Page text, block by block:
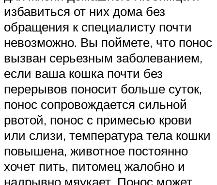
избавиться от них дома без
обращения к специалисту почти
невозможно. Вы поймете, что понос
вызван серьезным заболеванием,
если ваша кошка почти без
перерывов поносит больше суток,
понос сопровождается сильной
рвотой, понос с примесью крови
или слизи, температура тела кошки
повышена, животное постоянно
хочет пить, питомец жалобно и
надрывно мяукает. Понос может